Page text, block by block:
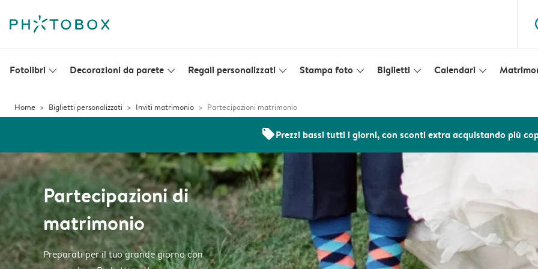
Fotolibri slim_arrow_down Decorazioni da parete slim_arrow_down Regali personalizzati slim_arrow_down Stampa foto slim_arrow_down Biglietti slim_arrow_down Calendari slim_arrow_down
Home Biglietti personalizzati Inviti matrimonio Partecipazioni matrimonio
offersPrezzi bassi tutti i giorni, con sconti extra acquistando più
Partecipazioni di
matrimonio
Preparati per il tuo grande giorno con